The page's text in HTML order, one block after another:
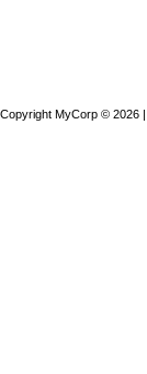
Copyright MyCorp © 2026 |